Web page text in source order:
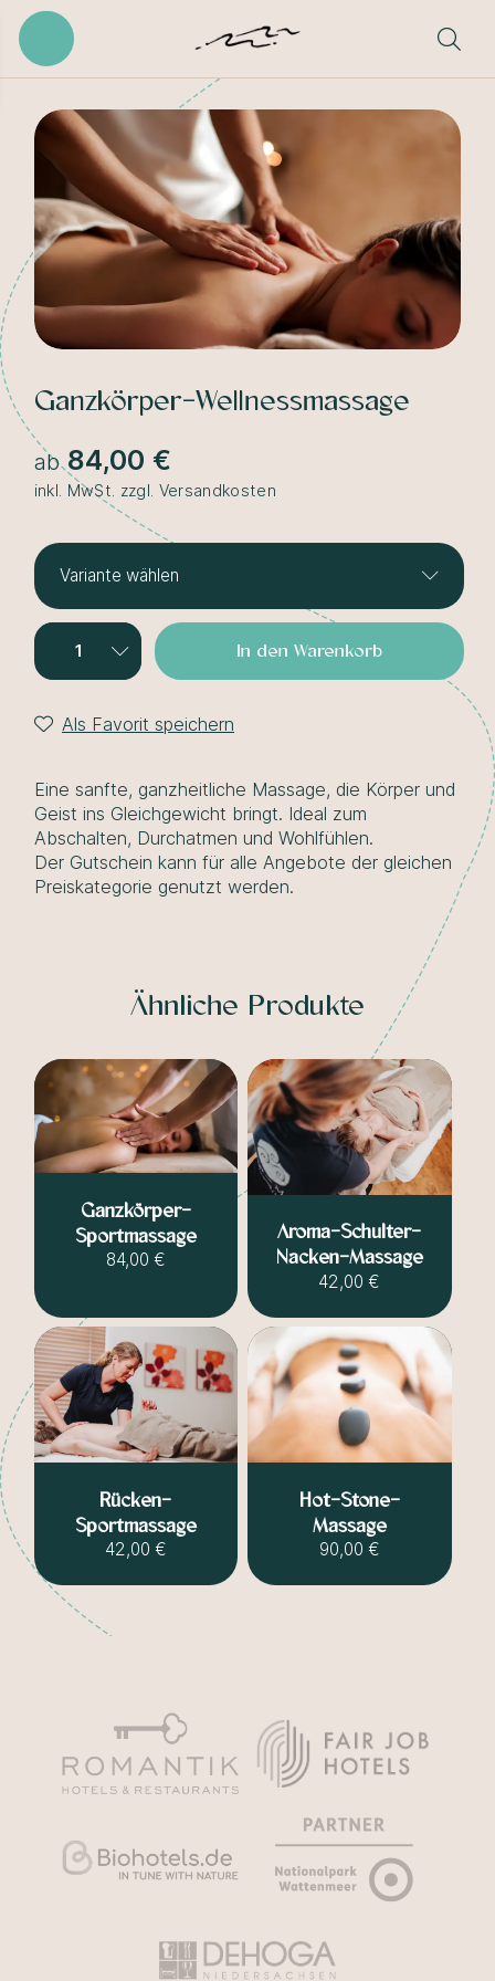
Ganzkörper-Wellnessmassage
ab84,00 €
inkl. MwSt. zzgl. Versandkosten
Variante wählen
Ganzkörper-Wellnessmassage
(ca. 50 Min.)
84,00 €
Ganzkörper-Wellnessmassage
(ca. 75 Min.)
In den Warenkorb
Als Favorit speichern
Eine sanfte, ganzheitliche Massage, die Körper und
Geist ins Gleichgewicht bringt. Ideal zum
Abschalten, Durchatmen und Wohlfühlen.
Der Gutschein kann für alle Angebote der gleichen
Preiskategorie genutzt werden.
Ähnliche Produkte
Ganzkörper-
Sportmassage
84,00 €
Aroma-Schulter-
Nacken-Massage
42,00 €
Rücken-
Sportmassage
42,00 €
Hot-Stone-
Massage
90,00 €